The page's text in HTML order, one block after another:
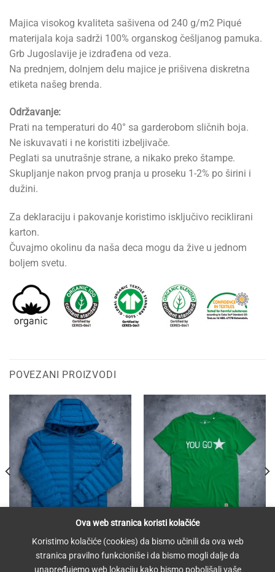
Majica visokog kvaliteta sašivena od 240 g/m2 Piqué
materijala koja sadrži 100% organskog češljanog pamuka.
Grb Jugoslavije je izdrađena od veza.
Na prednjem, dolnjem delu majice je prišivena diskretna
etiketa našeg brenda.
Održavanje:
Prati na temperaturi do 40° sa garderobom sličnih boja.
Ne iskuvavati i ne koristiti izbeljivače.
Peglati sa unutrašnje strane, a nikako preko štampe.
Skupljanje nakon prvog pranja u proseku 1-2% po širini i
dužini.
Za deklaraciju i pakovanje koristimo isključivo reciklirani
karton.
Čuvajmo okolinu da naša deca mogu da žive u jednom
boljem svetu.
POVEZANI PROIZVODI
MUŠKARCI
Muška jakna – plava
8.850,00рсд
MUŠKARCI
You Go Star – zelena
2.965,00рсд
Ova web stranica koristi kolačiće
Koristimo kolačiće (cookies) da bismo učinili da ova web
stranica pravilno funkcioniše i da bismo mogli dalje da
unapređujemo web lokaciju kako bismo poboljšali vaše